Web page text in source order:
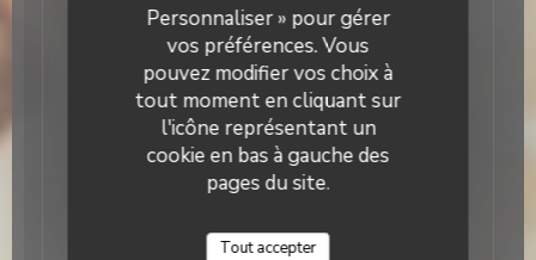
Personnaliser » pour gérer
vos préférences. Vous
pouvez modifier vos choix à
tout moment en cliquant sur
l'icône représentant un
cookie en bas à gauche des
pages du site.
Tout accepter
vos plats préférés de notre carte à réchauffer
simplement chez vous ! A vos commandes ! :-)
Antipasti (en entrée ou plat)
Différents antipasti proposés...
Fritto Misto